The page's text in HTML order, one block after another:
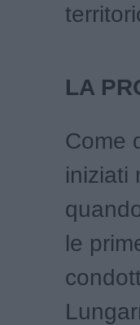
LA
Come
iniziati
le